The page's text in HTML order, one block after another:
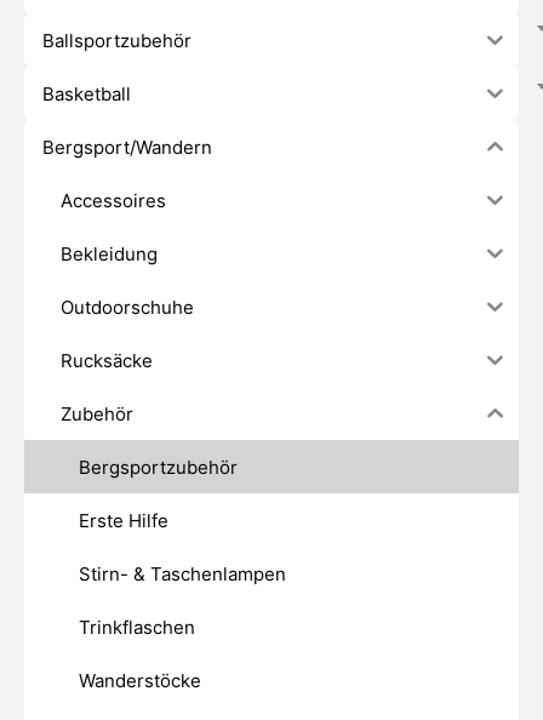
Ballsportzubehör
Basketball
Bergsport/Wandern
Accessoires
Bekleidung
Outdoorschuhe
Rucksäcke
Zubehör
Bergsportzubehör
Erste Hilfe
Stirn- & Taschenlampen
Trinkflaschen
Wanderstöcke